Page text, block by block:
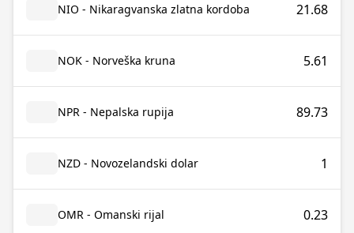
NIO - Nikaragvanska zlatna kordoba 21.68
NOK - Norveška kruna 5.61
NPR - Nepalska rupija 89.73
NZD - Novozelandski dolar 1
OMR - Omanski rijal 0.23